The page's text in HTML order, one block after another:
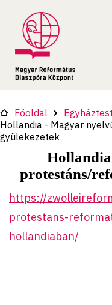
Főoldal
Hollandia - Magyar
gyülekezetek
protestáns/
https://
protestans-
hollandiaban/